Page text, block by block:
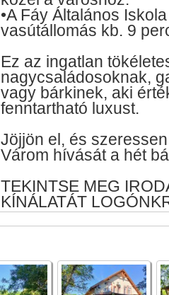
•A Fáy Általános
vasútállomás kb. 9
Ez az ingatlan
nagycsaládosoknak,
vagy bárkinek, aki
fenntartható luxust.
Jöjjön el, és
Várom hívását a hét
TEKINTSE MEG
KÍNÁLATÁT